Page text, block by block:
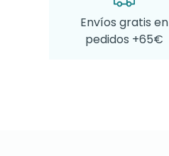
Envíos gratis en
pedidos +65€